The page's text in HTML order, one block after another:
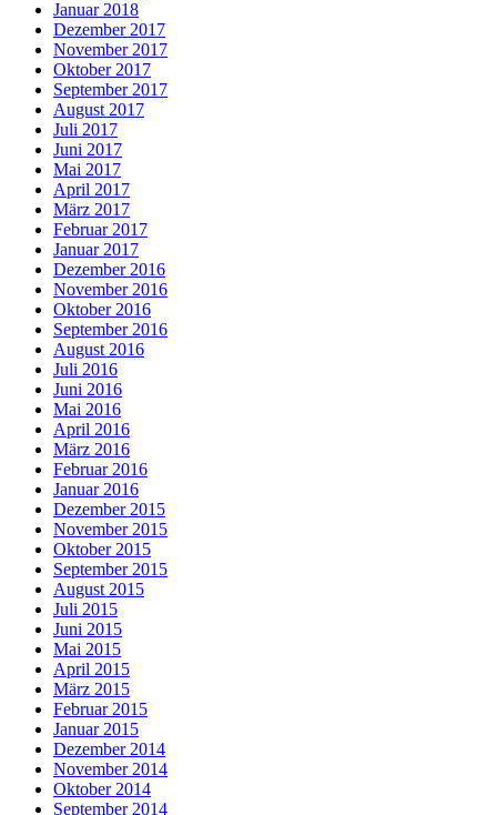
Januar 2018
Dezember 2017
November 2017
Oktober 2017
September 2017
August 2017
Juli 2017
Juni 2017
Mai 2017
April 2017
März 2017
Februar 2017
Januar 2017
Dezember 2016
November 2016
Oktober 2016
September 2016
August 2016
Juli 2016
Juni 2016
Mai 2016
April 2016
März 2016
Februar 2016
Januar 2016
Dezember 2015
November 2015
Oktober 2015
September 2015
August 2015
Juli 2015
Juni 2015
Mai 2015
April 2015
März 2015
Februar 2015
Januar 2015
Dezember 2014
November 2014
Oktober 2014
September 2014